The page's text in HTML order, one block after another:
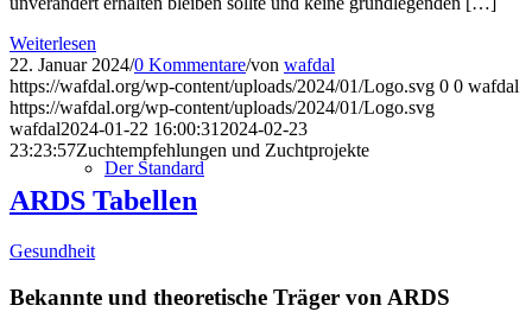
Der Standard
Weiterlesen
22. Januar 2024/0 Kommentare/von wafdal
https://wafdal.org/wp-content/uploads/2024/01/Logo.svg 0 0 wafdal
https://wafdal.org/wp-content/uploads/2024/01/Logo.svg
wafdal2024-01-22 16:00:31 2024-02-23
23:23:57Zuchtempfehlungen und Zuchtprojekte
ARDS Tabellen
Gesundheit
Bekannte und theoretische Träger von ARDS